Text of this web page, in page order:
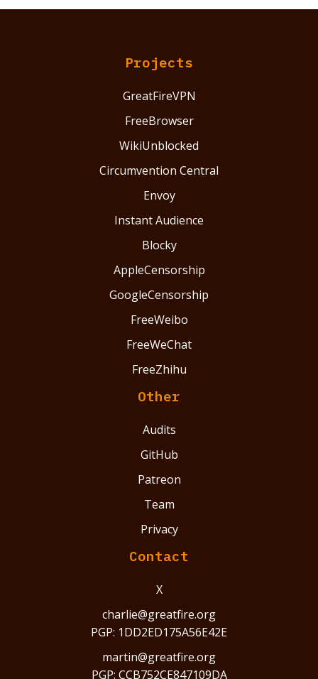
Projects
GreatFireVPN
FreeBrowser
WikiUnblocked
Circumvention Central
Envoy
Instant Audience
Blocky
AppleCensorship
GoogleCensorship
FreeWeibo
FreeWeChat
FreeZhihu
Other
Audits
GitHub
Patreon
Team
Privacy
Contact
X
charlie@greatfire.org
PGP: 1DD2ED175A56E42E
martin@greatfire.org
PGP: CCB752CE847109DA